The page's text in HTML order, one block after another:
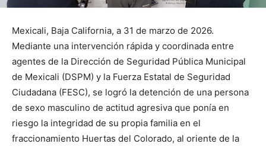
Mexicali, Baja California, a 31 de marzo de 2026.
Mediante una intervención rápida y coordinada entre
agentes de la Dirección de Seguridad Pública Municipal
de Mexicali (DSPM) y la Fuerza Estatal de Seguridad
Ciudadana (FESC), se logró la detención de una persona
de sexo masculino de actitud agresiva que ponía en
riesgo la integridad de su propia familia en el
fraccionamiento Huertas del Colorado, al oriente de la